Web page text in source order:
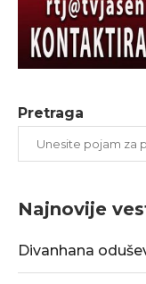
Pretraga
Najnovije
Divanhana